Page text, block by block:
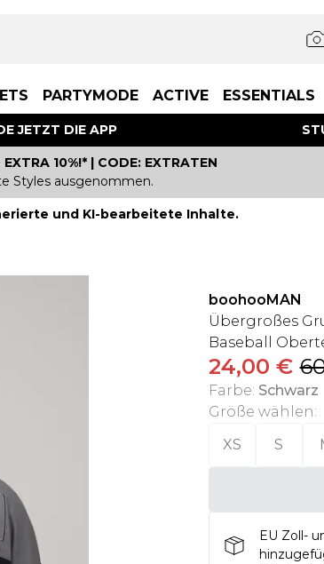
PARTYMODE ACTIVE ESSENTIALS
JETZT DIE APP
10%!* | CODE: EXTRATEN
Styles ausgenommen.
und KI-bearbeitete Inhalte.
boohooMAN
Übergroßes
Baseball
24,00 €
Farbe: Schwarz
Größe wählen:
XS
S
EU Zoll-